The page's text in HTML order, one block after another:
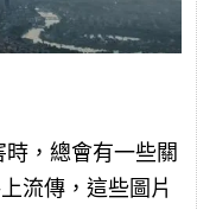
時，總會有一些關
流傳，這些圖片